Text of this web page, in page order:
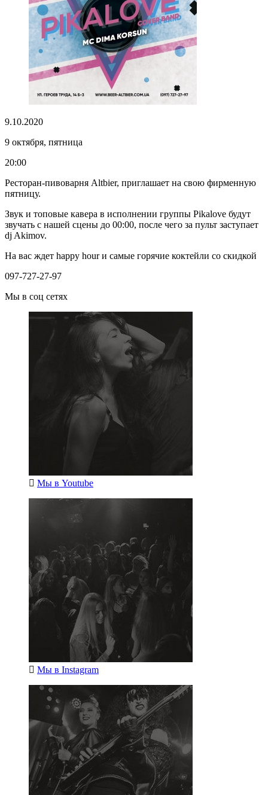
9.10.2020
9 октября, пятница
20:00
Ресторан-пивоварня Altbier, приглашает на свою фирменную
пятницу.
Звук и топовые кавера в исполнении группы Pikalove будут
звучать с нашей сцены до 00:00, после чего за пульт заступает
dj Akimov.
На вас ждет happy hour и самые горячие коктейли со скидкой
097-727-27-97
Мы в соц сетях
Мы в Youtube
Мы в Instagram